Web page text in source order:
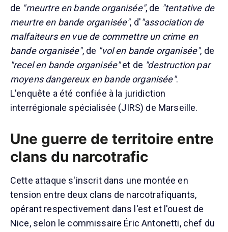
de "meurtre en bande organisée", de "tentative de
meurtre en bande organisée", d'"association de
malfaiteurs en vue de commettre un crime en
bande organisée", de "vol en bande organisée", de
"recel en bande organisée"et de "destruction par
moyens dangereux en bande organisée".
L'enquête a été confiée à la juridiction
interrégionale spécialisée (JIRS) de Marseille.
Une guerre de territoire entre
clans du narcotrafic
Cette attaque s'inscrit dans une montée en
tension entre deux clans de narcotrafiquants,
opérant respectivement dans l'est et l'ouest de
Nice, selon le commissaire Éric Antonetti, chef du